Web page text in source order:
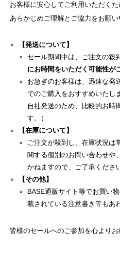
お客様に安心してご利用いただくた
あらかじめご理解とご協力をお願い
【発送について】
セール期間中は、ご注文の殺
にお時間をいただく可能性が
お急ぎのお客様は、迅速な発
でのご購入をおすすめいたし
自社発送のため、比較的お時
す。）
【在庫について】
ご注文が殺到し、在庫状況は
関する個別のお問い合わせや
かねますので、ご了承くださ
【その他】
BASE通販サイト等でお買い
載されている注意書き等もあ
皆様のセールへのご参加を心よりお